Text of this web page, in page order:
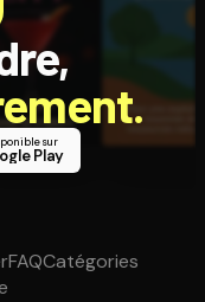
sur
Play
FAQCatégories